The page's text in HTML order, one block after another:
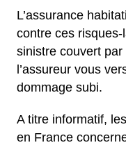
L’assurance
contre ces
sinistre couvert
l’assureur vous
dommage subi.
A titre informatif,
en France